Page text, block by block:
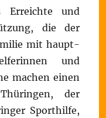
und
die der
mit haupt-
und
machen einen
der
Sporthilfe,